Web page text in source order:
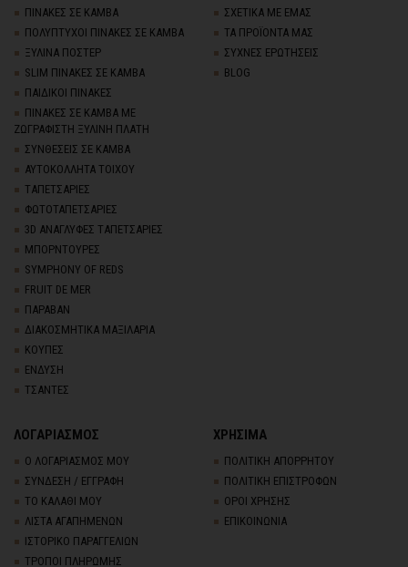
ΠΙΝΑΚΕΣ ΣΕ ΚΑΜΒΑ
ΠΟΛΥΠΤΥΧΟΙ ΠΙΝΑΚΕΣ ΣΕ ΚΑΜΒΑ
ΞΥΛΙΝΑ ΠΟΣΤΕΡ
SLIM ΠΙΝΑΚΕΣ ΣΕ ΚΑΜΒΑ
ΠΑΙΔΙΚΟΙ ΠΙΝΑΚΕΣ
ΠΙΝΑΚΕΣ ΣΕ ΚΑΜΒΑ ΜΕ
ΖΩΓΡΑΦΙΣΤΗ ΞΥΛΙΝΗ ΠΛΑΤΗ
ΣΥΝΘΕΣΕΙΣ ΣΕ ΚΑΜΒΑ
ΑΥΤΟΚΟΛΛΗΤΑ ΤΟΙΧΟΥ
TΑΠΕΤΣΑΡΙΕΣ
ΦΩΤΟΤΑΠΕΤΣΑΡΙΕΣ
3D AΝΑΓΛΥΦΕΣ TΑΠΕΤΣΑΡΙΕΣ
ΜΠΟΡΝΤΟΥΡΕΣ
SYMPHONY OF REDS
FRUIT DE MER
ΠΑΡΑΒΑΝ
ΔΙΑΚΟΣΜΗΤΙΚΑ ΜΑΞΙΛΑΡΙΑ
ΚΟΥΠΕΣ
ΕΝΔΥΣΗ
ΤΣΑΝΤΕΣ
ΣΧΕΤΙΚΑ ΜΕ ΕΜΑΣ
ΤΑ ΠΡΟΪΟΝΤΑ ΜΑΣ
ΣΥΧΝΕΣ ΕΡΩΤΗΣΕΙΣ
BLOG
ΛΟΓΑΡΙΑΣΜΟΣ
Ο ΛΟΓΑΡΙΑΣΜΟΣ ΜΟΥ
ΣΥΝΔΕΣΗ / ΕΓΓΡΑΦΗ
ΤΟ ΚΑΛΑΘΙ ΜΟΥ
ΛΙΣΤΑ ΑΓΑΠΗΜΕΝΩΝ
ΙΣΤΟΡΙΚΟ ΠΑΡΑΓΓΕΛΙΩΝ
ΤΡΟΠΟΙ ΠΛΗΡΩΜΗΣ
ΧΡΗΣΙΜΑ
ΠΟΛΙΤΙΚΗ ΑΠΟΡΡΗΤΟΥ
ΠΟΛΙΤΙΚΗ ΕΠΙΣΤΡΟΦΩΝ
ΟΡΟΙ ΧΡΗΣΗΣ
ΕΠΙΚΟΙΝΩΝΙΑ